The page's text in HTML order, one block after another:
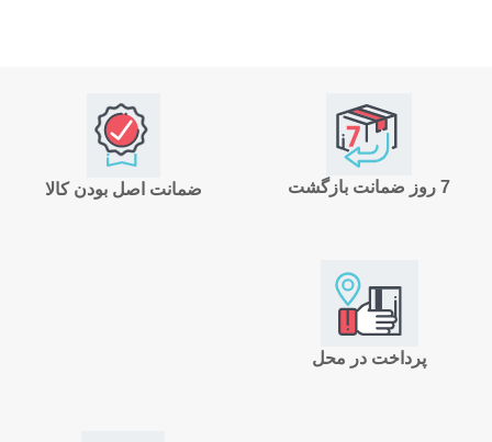
ضمانت اصل بودن کالا 7 روز ضمانت بازگشت
پرداخت در محل